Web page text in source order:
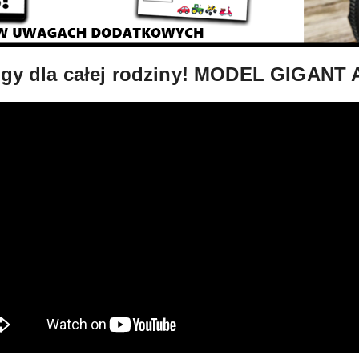
dla całej rodziny! MODEL GIGANT